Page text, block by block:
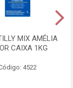
MIX AMÉLIA
CAIXA 1KG
4522